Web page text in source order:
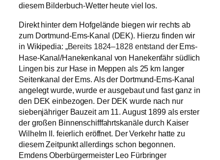
diesem Bilderbuch-Wetter heute viel los.
Direkt hinter dem Hofgelände biegen wir rechts ab
zum Dortmund-Ems-Kanal (DEK). Hierzu finden wir
in Wikipedia: „Bereits 1824–1828 entstand der Ems-
Hase-Kanal/Hanekenkanal von Hanekenfähr südlich
Lingen bis zur Hase in Meppen als 25 km langer
Seitenkanal der Ems. Als der Dortmund-Ems-Kanal
angelegt wurde, wurde er ausgebaut und fast ganz in
den DEK einbezogen. Der DEK wurde nach nur
siebenjähriger Bauzeit am 11. August 1899 als erster
der großen Binnenschifffahrtskanäle durch Kaiser
Wilhelm II. feierlich eröffnet. Der Verkehr hatte zu
diesem Zeitpunkt allerdings schon begonnen.
Emdens Oberbürgermeister Leo Fürbringer